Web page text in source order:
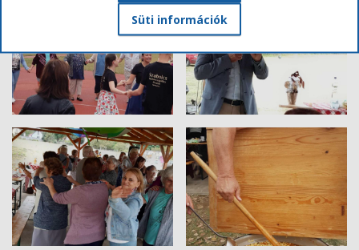
Süti információk